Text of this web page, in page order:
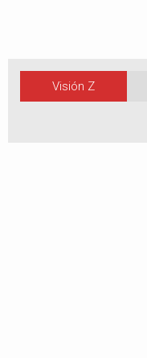
Visión Z